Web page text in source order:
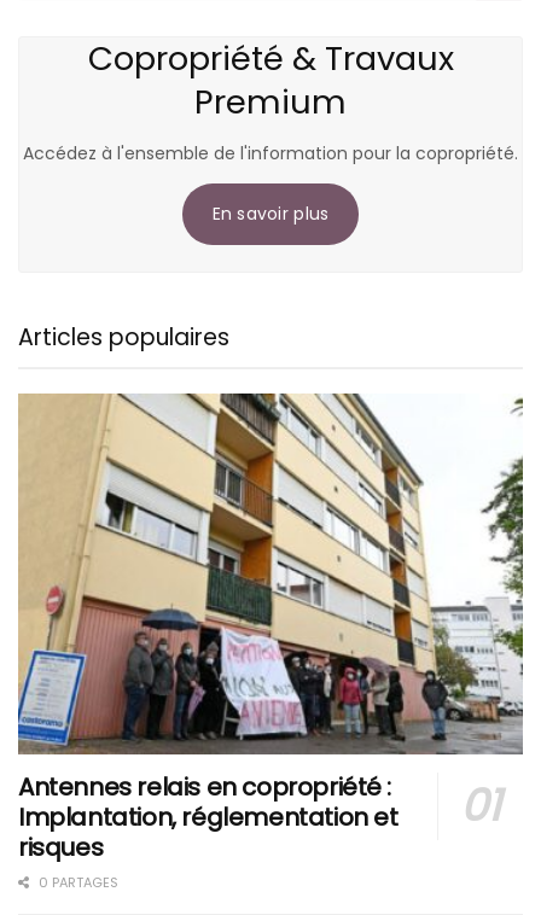
Copropriété & Travaux
Premium
Accédez à l'ensemble de l'information pour la copropriété.
En savoir plus
Articles populaires
Antennes relais en copropriété :
Implantation, réglementation et
risques
0 PARTAGES